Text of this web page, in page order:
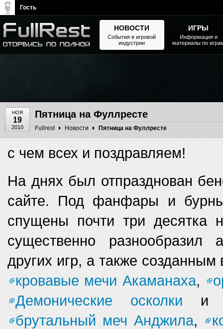
НОЯ
19
2010
Пятница на Фуллресте
Fullrest Новости Пятница на Фуллресте
с чем всех и поздравляем!
На днях был отпразднован
сайте. Под фанфары и
спущены почти три десятка
существенно
других игр, а также
кровавые мечи Акаманаха,
Демонические осколки
брутальный меч Анджила,
НОВОСТИ
События в игровой
индустрии
ИГРЫ
Информация и
материалы по
Гость